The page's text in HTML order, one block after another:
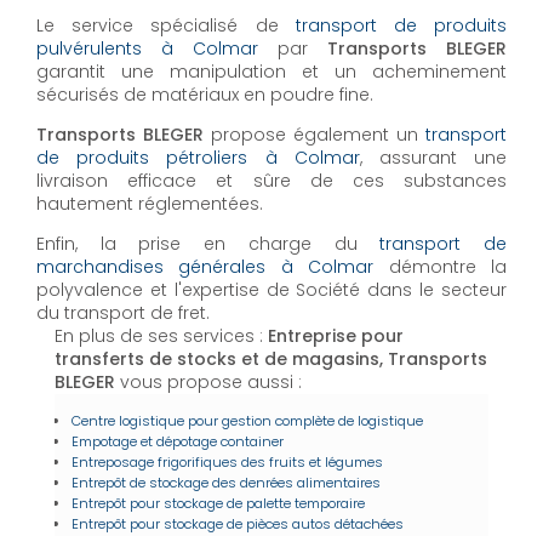
Le service spécialisé de transport de produits
pulvérulents à Colmar par Transports BLEGER
garantit une manipulation et un acheminement
sécurisés de matériaux en poudre fine.
Transports BLEGER propose également un transport
de produits pétroliers à Colmar, assurant une
livraison efficace et sûre de ces substances
hautement réglementées.
Enfin, la prise en charge dutransport de
marchandises générales à Colmar démontre la
polyvalence et l'expertise de Société dans le secteur
du transport de fret.
En plus de ses services : Entreprise pour
transferts de stocks et de magasins, Transports
BLEGER vous propose aussi :
Centre logistique pour gestion complète de logistique
Empotage et dépotage container
Entreposage frigorifiques des fruits et légumes
Entrepôt de stockage des denrées alimentaires
Entrepôt pour stockage de palette temporaire
Entrepôt pour stockage de pièces autos détachées